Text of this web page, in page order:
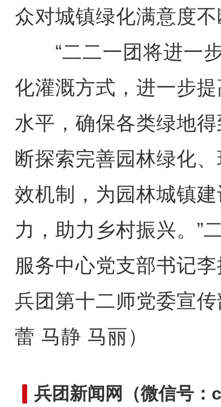
众对城镇绿化满意度
“二二一团将进一步
化灌溉方式，进一步
水平，确保各类绿地
断探索完善园林绿化
效机制，为园林城镇
力，助力乡村振兴。”
服务中心党支部书记
兵团第十二师党委宣
蕾 马静 马丽）
兵团新闻网 （微信号